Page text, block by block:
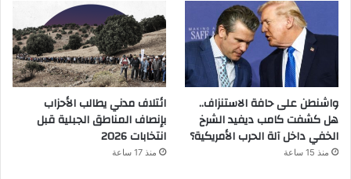
واشنطن على حافة الاستنزاف..
هل كشفت كامب ديفيد الشرخ
الخفي داخل آلة الحرب الأمريكية؟
منذ 15 ساعة
ائتلاف مدني يطالب الأحزاب
بإنصاف المناطق الجبلية قبل
انتخابات 2026
منذ 17 ساعة